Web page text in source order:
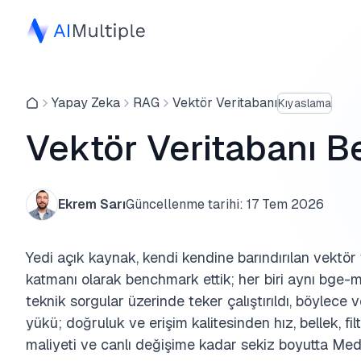
Yapay Zeka RAG Vektör VeritabanıKıyaslama
Vektör Veritabanı
Ekrem SarıGüncellenme tarihi: 17 Tem 2026
Yedi açık kaynak, kendi kendine barındırılan vektör
katmanı olarak benchmark ettik; her biri aynı
teknik sorgular üzerinde teker çalıştırıldı,
yükü; doğruluk ve erişim kalitesinden hız, bellek,
maliyeti ve canlı değişime kadar sekiz boyutta